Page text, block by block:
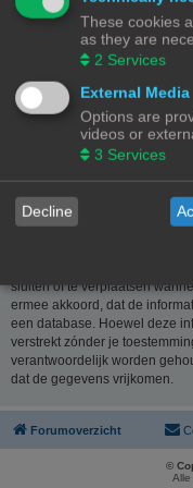
website www.phpbb.nl
. De
discussies mogelijk. phpBB
toegestaan of juist geweigerd
informatie over phpBB kun je
Nederlandstalige website
Je verklaart geen berichten
lasterlijk, haatdragend,
materiaal bevat die de wetten
van dergelijke berichten kan
permanent wordt verbannen
ingelicht. De IP-adressen
Forum” het recht heeft om
sluiten of te verplaatsen
ermee akkoord, dat de
een database. Hoewel deze
verstrekt zónder je
verantwoordelijk worden
dat de gegevens vrijkomen.
Forumoverzicht
©
Alle
These cookies
as they are
2 Services
External Media
Options are
videos or
3 Services
Decline